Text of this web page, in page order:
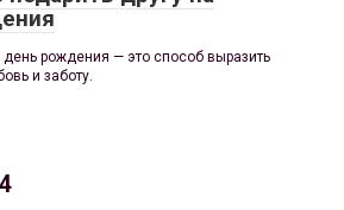
день рождения — это способ выразить
и заботу.